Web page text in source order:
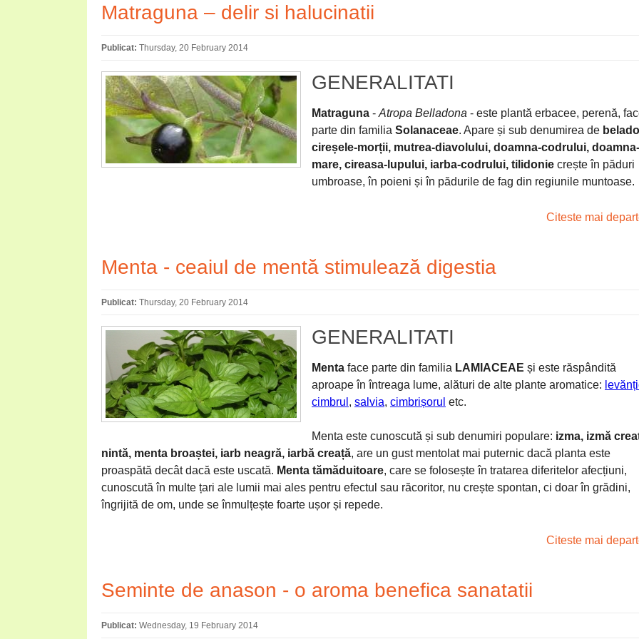
Matraguna – delir si halucinatii
Publicat: Thursday, 20 February 2014
GENERALITATI
Matraguna - Atropa Belladona - este plantă erbacee, perenă,
parte din familia Solanaceae. Apare și sub denumirea de
cireșele-morții, mutrea-diavolului, doamna-codrului, doamna-
mare, cireasa-lupului, iarba-codrului, tilidonie crește în păduri
umbroase, în poieni și în pădurile de fag din regiunile muntoase.
Citeste mai
Menta - ceaiul de mentă stimulează digestia
Publicat: Thursday, 20 February 2014
GENERALITATI
Menta face parte din familia LAMIACEAE și este răspândită
aproape în întreaga lume, alături de alte plante aromatice:
cimbrul , salvia, cimbrișorul etc.
Menta este cunoscută și sub denumiri populare: izma, izmă
nintă, menta broaștei, iarb neagră, iarbă creață, are un gust mentolat mai puternic dacă planta este
proaspătă decât dacă este uscată. Menta tămăduitoare, care se folosește în tratarea diferitelor afecțiuni,
cunoscută în multe țari ale lumii mai ales pentru efectul sau răcoritor, nu crește spontan, ci doar în grădini,
îngrijită de om, unde se înmulțește foarte ușor și repede.
Citeste mai
Seminte de anason - o aroma benefica sanatatii
Publicat: Wednesday, 19 February 2014